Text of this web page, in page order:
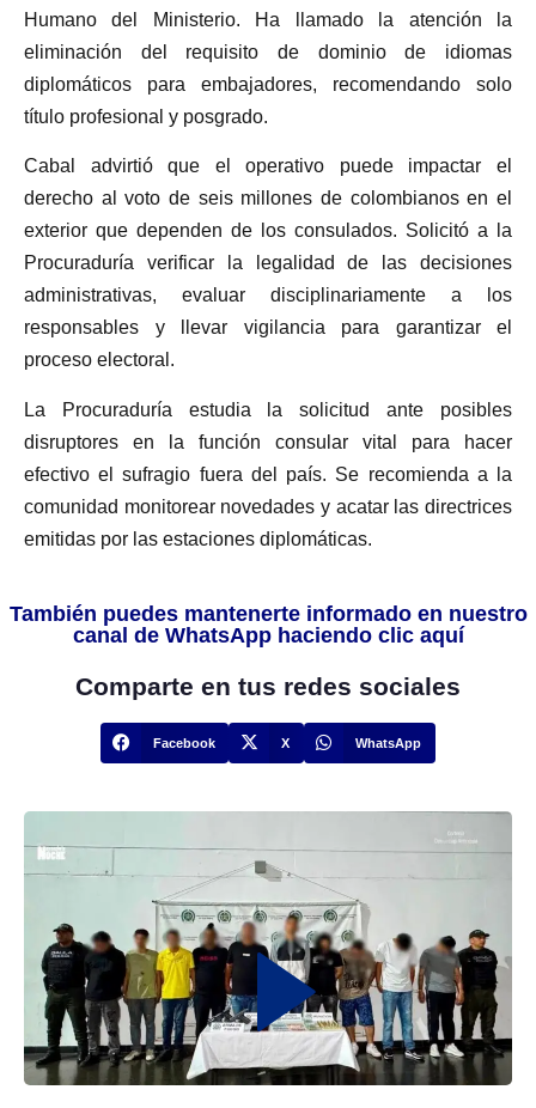
Humano del Ministerio. Ha llamado la atención la
eliminación del requisito de dominio de idiomas
diplomáticos para embajadores, recomendando solo
título profesional y posgrado.
Cabal advirtió que el operativo puede impactar el
derecho al voto de seis millones de colombianos en el
exterior que dependen de los consulados. Solicitó a la
Procuraduría verificar la legalidad de las decisiones
administrativas, evaluar disciplinariamente a los
responsables y llevar vigilancia para garantizar el
proceso electoral.
La Procuraduría estudia la solicitud ante posibles
disruptores en la función consular vital para hacer
efectivo el sufragio fuera del país. Se recomienda a la
comunidad monitorear novedades y acatar las directrices
emitidas por las estaciones diplomáticas.
También puedes mantenerte informado en nuestro
canal de WhatsApp haciendo clic aquí
Comparte en tus redes sociales
Facebook X WhatsApp